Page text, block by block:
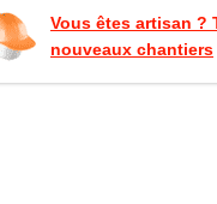
Vous êtes artisan ?
nouveaux chantiers